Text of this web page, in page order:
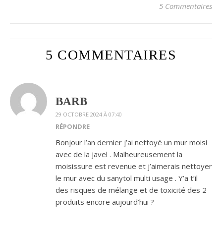
5 Commentaires
5 COMMENTAIRES
BARB
29 OCTOBRE 2024 À 07:40
RÉPONDRE
Bonjour l’an dernier j’ai nettoyé un mur moisi
avec de la javel . Malheureusement la
moisissure est revenue et j’aimerais nettoyer
le mur avec du sanytol multi usage . Y’a t’il
des risques de mélange et de toxicité des 2
produits encore aujourd’hui ?